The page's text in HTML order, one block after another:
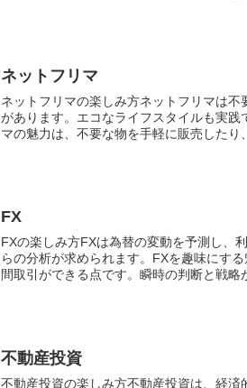
ネットフリマ
ネットフリマの楽しみ方ネットフリマは
があります。エコなライフスタイルも実
マの魅力は、不要な物を手軽に販売したり
FX
FXの楽しみ方FXは為替の変動を予測し、
らの分析が求められます。FXを趣味にす
間取引ができる点です。瞬時の判断と戦略
不動産投資
不動産投資の楽しみ方不動産投資は、経